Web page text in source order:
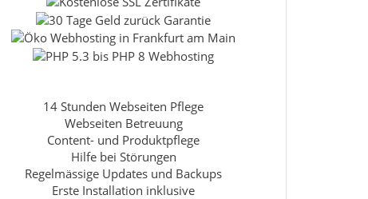
14 Stunden Webseiten Pflege
Webseiten Betreuung
Content- und Produktpflege
Hilfe bei Störungen
Regelmässige Updates und Backups
Erste Installation inklusive